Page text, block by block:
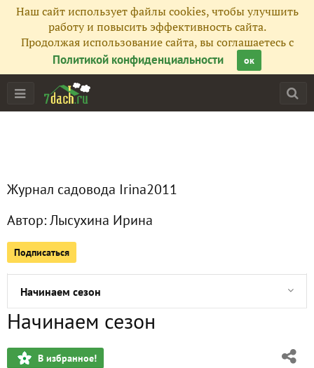
Наш сайт использует файлы cookies, чтобы улучшить
работу и повысить эффективность сайта.
Продолжая использование сайта, вы соглашаетесь с
Политикой конфиденциальности
ок
Журнал садовода Irina2011
Автор:Лысухина Ирина
Подписаться
Все публикации
Сейчас обсуждают
Начинаем сезон
Начинаем сезон
В избранное!